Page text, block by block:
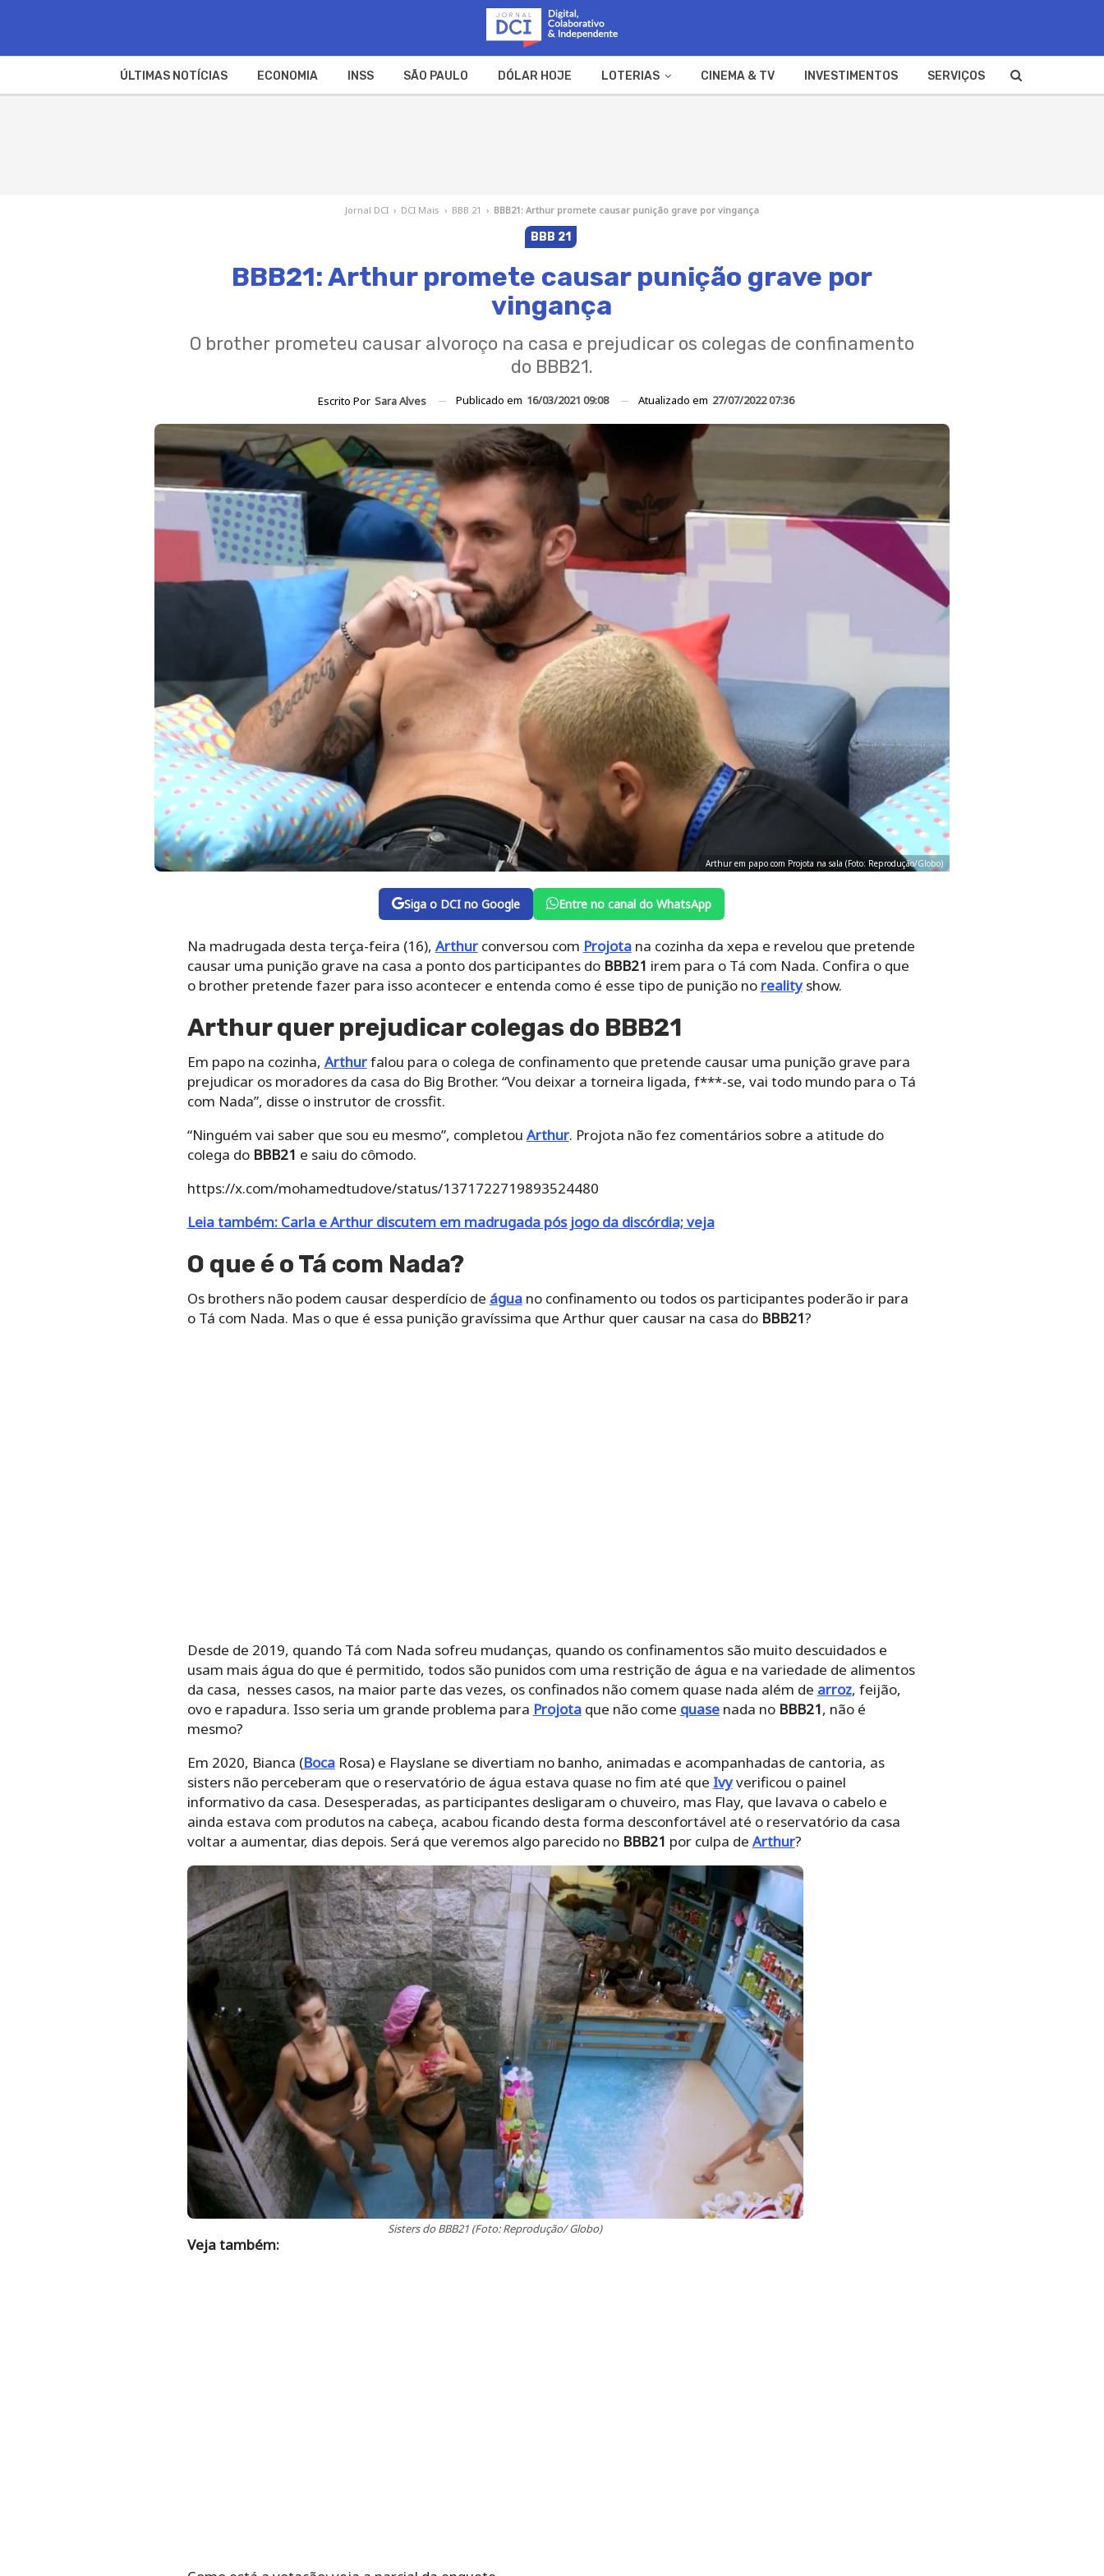
ÚLTIMAS NOTÍCIAS ECONOMIA INSS SÃO PAULO DÓLAR HOJE LOTERIAS CINEMA & TV INVESTIMENTOS SERVIÇOS
Jornal DCI › DCI Mais › BBB 21 › BBB21: Arthur promete causar punição grave por vingança
BBB 21
BBB21: Arthur promete causar punição grave por
vingança
O brother prometeu causar alvoroço na casa e prejudicar os colegas de confinamento
do BBB21.
Escrito Por Sara Alves Publicado em 16/03/2021 09:08 Atualizado em 27/07/2022 07:36
Arthur em papo com Projota na sala (Foto: Reprodução/Globo)
Siga o DCI no Google Entre no canal do WhatsApp
Na madrugada desta terça-feira (16), Arthurconversou com Projotana cozinha da xepa e revelou que pretende
causar uma punição grave na casa a ponto dos participantes do BBB21 irem para o Tá com Nada. Confira o que
o brother pretende fazer para isso acontecer e entenda como é esse tipo de punição no realityshow.
Arthur quer prejudicar colegas do BBB21
Em papo na cozinha, Arthurfalou para o colega de confinamento que pretende causar uma punição grave para
prejudicar os moradores da casa do Big Brother. “Vou deixar a torneira ligada, f***-se, vai todo mundo para o Tá
com Nada”, disse o instrutor de crossfit.
“Ninguém vai saber que sou eu mesmo”, completou Arthur. Projota não fez comentários sobre a atitude do
colega do BBB21 e saiu do cômodo.
https://x.com/mohamedtudove/status/1371722719893524480
Leia também: Carla e Arthur discutem em madrugada pós jogo da discórdia; veja
O que é o Tá com Nada?
Os brothers não podem causar desperdício de águano confinamento ou todos os participantes poderão ir para
o Tá com Nada. Mas o que é essa punição gravíssima que Arthur quer causar na casa do BBB21?
Desde de 2019, quando Tá com Nada sofreu mudanças, quando os confinamentos são muito descuidados e
usam mais água do que é permitido, todos são punidos com uma restrição de água e na variedade de alimentos
da casa, nesses casos, na maior parte das vezes, os confinados não comem quase nada além de arroz, feijão,
ovo e rapadura. Isso seria um grande problema para Projotaque não come quasenada no BBB21, não é
mesmo?
Em 2020, Bianca (BocaRosa) e Flayslane se divertiam no banho, animadas e acompanhadas de cantoria, as
sisters não perceberam que o reservatório de água estava quase no fim até que Ivyverificou o painel
informativo da casa. Desesperadas, as participantes desligaram o chuveiro, mas Flay, que lavava o cabelo e
ainda estava com produtos na cabeça, acabou ficando desta forma desconfortável até o reservatório da casa
voltar a aumentar, dias depois. Será que veremos algo parecido no BBB21 por culpa de Arthur?
Sisters do BBB21 (Foto: Reprodução/ Globo)
Veja também: